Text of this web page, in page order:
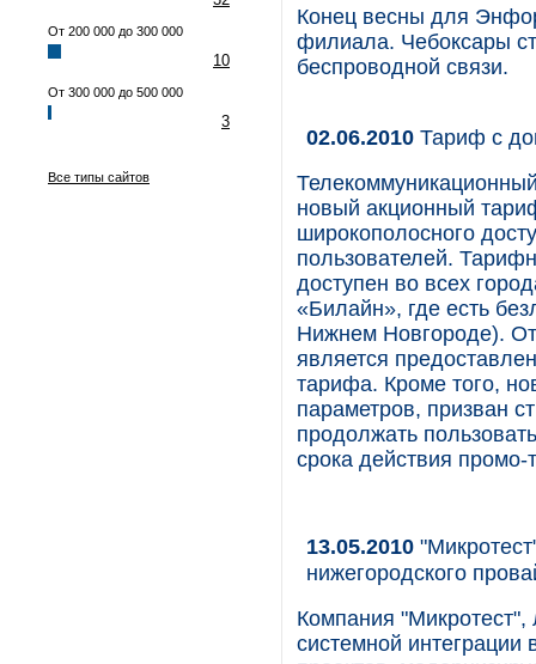
От 200 000 до 300 000
10
От 300 000 до 500 000
3
Все типы сайтов
Конец весны для
филиала. Чебоксары
беспроводной связи.
02.06.2010 Тариф с
новый акционный
широкополосного
пользователей.
доступен во всех
«Билайн», где есть
Нижнем Новгороде).
является
тарифа. Кроме того,
параметров, призван
продолжать
срока действия
13.05.2010
нижегородского
Компания "Микротест",
системной